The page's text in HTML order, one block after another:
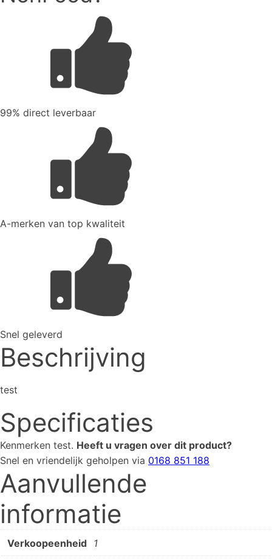
99% direct leverbaar
A-merken van top kwaliteit
Snel geleverd
Beschrijving
test
Specificaties
Kenmerken test. Heeft u vragen over dit product?
Snel en vriendelijk geholpen via 0168 851 188
Aanvullende
informatie
Verkoopeenheid 1